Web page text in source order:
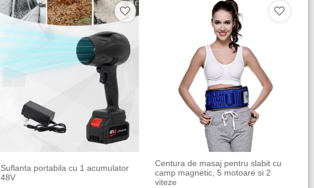
Suflanta portabila cu 1 acumulator
48V
Centura de masaj pentru slabit cu
camp magnetic, 5 motoare si 2
viteze